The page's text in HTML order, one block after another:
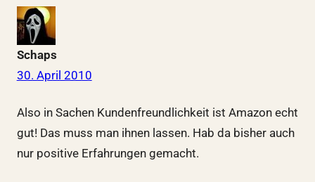
Schaps
30. April 2010
Also in Sachen Kundenfreundlichkeit ist Amazon echt
gut! Das muss man ihnen lassen. Hab da bisher auch
nur positive Erfahrungen gemacht.